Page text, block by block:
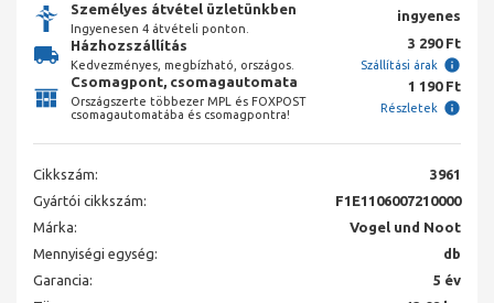
Személyes átvétel üzletünkben
Ingyenesen 4 átvételi ponton.
ingyenes
Házhozszállítás
Kedvezményes, megbízható, országos.
3 290 Ft
Szállítási árak
Csomagpont, csomagautomata
Országszerte többezer MPL és FOXPOST
csomagautomatába és csomagpontra!
1 190 Ft
Részletek
Cikkszám:
3961
Gyártói cikkszám:
F1E1106007210000
Márka:
Vogel und Noot
Mennyiségi egység:
db
Garancia:
5 év